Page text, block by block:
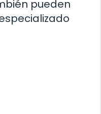
pueden